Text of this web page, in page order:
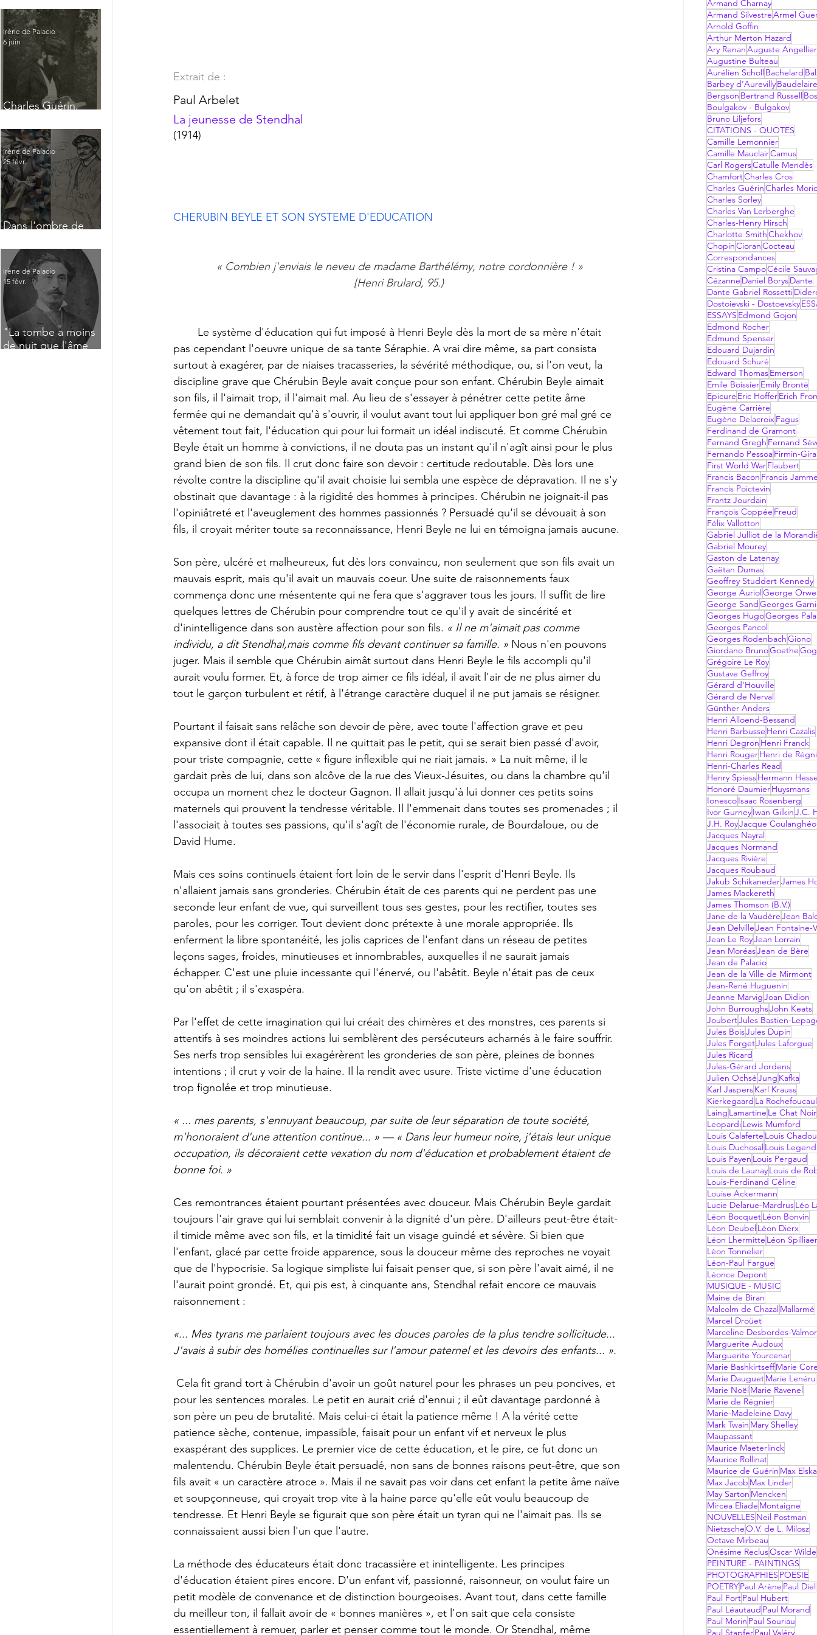
Charles Guérin,
Irène de Palacio
6 juin
Dans l'ombre de
Irène de Palacio
25 févr.
"La tombe a moins
de nuit que l'âme
Irène de Palacio
15 févr.
Extrait de :
Paul Arbelet
La jeunesse de Stendhal
(1914)
CHERUBIN BEYLE ET SON SYSTEME D'EDUCATION
« Combien j'enviais le neveu de madame Barthélémy, notre cordonnière ! »
{Henri Brulard, 95.)
pas cependant l'oeuvre unique de sa tante Séraphie. A vrai dire même, sa part consista
surtout à exagérer, par de niaises tracasseries, la sévérité méthodique, ou, si l'on veut, la
discipline grave que Chérubin Beyle avait conçue pour son enfant. Chérubin Beyle aimait
son fils, il l'aimait trop, il l'aimait mal. Au lieu de s'essayer à pénétrer cette petite âme
fermée qui ne demandait qu'à s'ouvrir, il voulut avant tout lui appliquer bon gré mal gré ce
vêtement tout fait, l'éducation qui pour lui formait un idéal indiscuté. Et comme Chérubin
Beyle était un homme à convictions, il ne douta pas un instant qu'il n'agît ainsi pour le plus
grand bien de son fils. Il crut donc faire son devoir : certitude redoutable. Dès lors une
révolte contre la discipline qu'il avait choisie lui sembla une espèce de dépravation. Il ne s'y
obstinait que davantage : à la rigidité des hommes à principes. Chérubin ne joignait-il pas
l'opiniâtreté et l'aveuglement des hommes passionnés ? Persuadé qu'il se dévouait à son
fils, il croyait mériter toute sa reconnaissance, Henri Beyle ne lui en témoigna jamais aucune.
Son père, ulcéré et malheureux, fut dès lors convaincu, non seulement que son fils avait un
mauvais esprit, mais qu'il avait un mauvais coeur. Une suite de raisonnements faux
commença donc une mésentente qui ne fera que s'aggraver tous les jours. Il suffit de lire
quelques lettres de Chérubin pour comprendre tout ce qu'il y avait de sincérité et
d'inintelligence dans son austère affection pour son fils. « Il ne m'aimait pas comme
individu, a dit Stendhal,mais comme fils devant continuer sa famille. » Nous n'en pouvons
juger. Mais il semble que Chérubin aimât surtout dans Henri Beyle le fils accompli qu'il
aurait voulu former. Et, à force de trop aimer ce fils idéal, il avait l'air de ne plus aimer du
tout le garçon turbulent et rétif, à l'étrange caractère duquel il ne put jamais se résigner.
Pourtant il faisait sans relâche son devoir de père, avec toute l'affection grave et peu
expansive dont il était capable. Il ne quittait pas le petit, qui se serait bien passé d'avoir,
pour triste compagnie, cette « figure inflexible qui ne riait jamais. » La nuit même, il le
gardait près de lui, dans son alcôve de la rue des Vieux-Jésuites, ou dans la chambre qu'il
occupa un moment chez le docteur Gagnon. Il allait jusqu'à lui donner ces petits soins
maternels qui prouvent la tendresse véritable. Il l'emmenait dans toutes ses promenades ; il
l'associait à toutes ses passions, qu'il s'agît de l'économie rurale, de Bourdaloue, ou de
David Hume.
Mais ces soins continuels étaient fort loin de le servir dans l'esprit d'Henri Beyle. Ils
n'allaient jamais sans gronderies. Chérubin était de ces parents qui ne perdent pas une
seconde leur enfant de vue, qui surveillent tous ses gestes, pour les rectifier, toutes ses
paroles, pour les corriger. Tout devient donc prétexte à une morale appropriée. Ils
enferment la libre spontanéité, les jolis caprices de l'enfant dans un réseau de petites
leçons sages, froides, minutieuses et innombrables, auxquelles il ne saurait jamais
échapper. C'est une pluie incessante qui l'énervé, ou l'abêtit. Beyle n'était pas de ceux
qu'on abêtit ; il s'exaspéra.
Par l'effet de cette imagination qui lui créait des chimères et des monstres, ces parents si
attentifs à ses moindres actions lui semblèrent des persécuteurs acharnés à le faire souffrir.
Ses nerfs trop sensibles lui exagérèrent les gronderies de son père, pleines de bonnes
intentions ; il crut y voir de la haine. Il la rendit avec usure. Triste victime d'une éducation
trop fignolée et trop minutieuse.
« ... mes parents, s'ennuyant beaucoup, par suite de leur séparation de toute société,
m'honoraient d'une attention continue... » — « Dans leur humeur noire, j'étais leur unique
occupation, ils décoraient cette vexation du nom d'éducation et probablement étaient de
bonne foi. »
Ces remontrances étaient pourtant présentées avec douceur. Mais Chérubin Beyle gardait
toujours l'air grave qui lui semblait convenir à la dignité d'un père. D'ailleurs peut-être était-
il timide même avec son fils, et la timidité fait un visage guindé et sévère. Si bien que
l'enfant, glacé par cette froide apparence, sous la douceur même des reproches ne voyait
que de l'hypocrisie. Sa logique simpliste lui faisait penser que, si son père l'avait aimé, il ne
l'aurait point grondé. Et, qui pis est, à cinquante ans, Stendhal refait encore ce mauvais
raisonnement :
«... Mes tyrans me parlaient toujours avec les douces paroles de la plus tendre sollicitude...
J'avais à subir des homélies continuelles sur l'amour paternel et les devoirs des enfants... ».
pour les sentences morales. Le petit en aurait crié d'ennui ; il eût davantage pardonné à
son père un peu de brutalité. Mais celui-ci était la patience même ! A la vérité cette
patience sèche, contenue, impassible, faisait pour un enfant vif et nerveux le plus
exaspérant des supplices. Le premier vice de cette éducation, et le pire, ce fut donc un
malentendu. Chérubin Beyle était persuadé, non sans de bonnes raisons peut-être, que son
fils avait « un caractère atroce ». Mais il ne savait pas voir dans cet enfant la petite âme naïve
et soupçonneuse, qui croyait trop vite à la haine parce qu'elle eût voulu beaucoup de
tendresse. Et Henri Beyle se figurait que son père était un tyran qui ne l'aimait pas. Ils se
connaissaient aussi bien l'un que l'autre.
La méthode des éducateurs était donc tracassière et inintelligente. Les principes
d'éducation étaient pires encore. D'un enfant vif, passionné, raisonneur, on voulut faire un
petit modèle de convenance et de distinction bourgeoises. Avant tout, dans cette famille
du meilleur ton, il fallait avoir de « bonnes manières », et l'on sait que cela consiste
essentiellement à remuer, parler et penser comme tout le monde. Or Stendhal, même
Armand Charnay
Armand SilvestreArmel
Arnold Goffin
Arthur Merton Hazard
Ary RenanAuguste Angellier
Augustine Bulteau
Aurélien Scholl Bachelard
Barbey d'AurevillyBaudelaire
Bergson Bertrand Russell
Boulgakov - Bulgakov
Bruno Liljefors
CITATIONS - QUOTES
Camille Lemonnier
Camille MauclairCamus
Carl RogersCatulle Mendès
ChamfortCharles Cros
Charles GuérinCharles
Charles Sorley
Charles Van Lerberghe
Charles-Henry Hirsch
Charlotte SmithChekhov
ChopinCioranCocteau
Correspondances
Cristina CampoCécile
Cézanne Daniel BorysDante
Dante Gabriel Rossetti
Dostoievski - Dostoevsky
ESSAYS Edmond Gojon
Edmond Rocher
Edmund Spenser
Edouard Dujardin
Edouard Schuré
Edward ThomasEmerson
Emile BoissierEmily Brontë
Epicure Eric HofferErich
Eugène Carrière
Eugène DelacroixFagus
Ferdinand de Gramont
Fernand Gregh Fernand
Fernando PessoaFirmin-
First World WarFlaubert
Francis Bacon Francis
Francis Poictevin
Frantz Jourdain
François Coppée Freud
Félix Vallotton
Gabriel Julliot de la
Gabriel Mourey
Gaston de Latenay
Gaëtan Dumas
Geoffrey Studdert Kennedy
George Auriol George
George Sand Georges
Georges HugoGeorges
Georges Pancol
Georges RodenbachGiono
Giordano BrunoGoethe
Grégoire Le Roy
Gustave Geffroy
Gérard d'Houville
Gérard de Nerval
Günther Anders
Henri Alloend-Bessand
Henri Barbusse Henri Cazalis
Henri Degron Henri Franck
Henri RougerHenri de
Henri-Charles Read
Henry SpiessHermann
Honoré DaumierHuysmans
IonescoIsaac Rosenberg
Ivor GurneyIwan GilkinJ.C.
J.H. RoyJacque
Jacques Nayral
Jacques Normand
Jacques Rivière
Jacques Roubaud
Jakub SchikanederJames
James Mackereth
James Thomson (B.V.)
Jane de la VaudèreJean
Jean DelvilleJean Fontaine-
Jean Le RoyJean Lorrain
Jean MoréasJean de Bère
Jean de Palacio
Jean de la Ville de Mirmont
Jean-René Huguenin
Jeanne MarvigJoan Didion
John BurroughsJohn Keats
JoubertJules Bastien-
Jules BoisJules Dupin
Jules ForgetJules Laforgue
Jules Ricard
Jules-Gérard Jordens
Julien OchséJung Kafka
Karl JaspersKarl Krauss
Kierkegaard La
Laing Lamartine Le Chat Noir
LeopardiLewis Mumford
Louis Calaferte Louis
Louis Duchosal Louis
Louis Payen Louis Pergaud
Louis de LaunayLouis de
Louis-Ferdinand Céline
Louise Ackermann
Lucie Delarue-MardrusLéo
Léon BocquetLéon Bonvin
Léon Deubel Léon Dierx
Léon Lhermitte Léon
Léon Tonnelier
Léon-Paul Fargue
Léonce Depont
MUSIQUE - MUSIC
Maine de Biran
Malcolm de Chazal Mallarmé
Marcel Droüet
Marceline Desbordes-
Marguerite Audoux
Marguerite Yourcenar
Marie BashkirtseffMarie
Marie DauguetMarie Lenéru
Marie Noël Marie Ravenel
Marie de Régnier
Marie-Madeleine Davy
Mark Twain Mary Shelley
Maupassant
Maurice Maeterlinck
Maurice Rollinat
Maurice de Guérin Max
Max Jacob Max Linder
May Sarton Mencken
Mircea Eliade Montaigne
NOUVELLES Neil Postman
NietzscheO.V. de L. Milosz
Octave Mirbeau
Onésime ReclusOscar Wilde
PEINTURE - PAINTINGS
PHOTOGRAPHIES POESIE
POETRYPaul Arène Paul Diel
Paul FortPaul Hubert
Paul Léautaud Paul Morand
Paul Morin Paul Souriau